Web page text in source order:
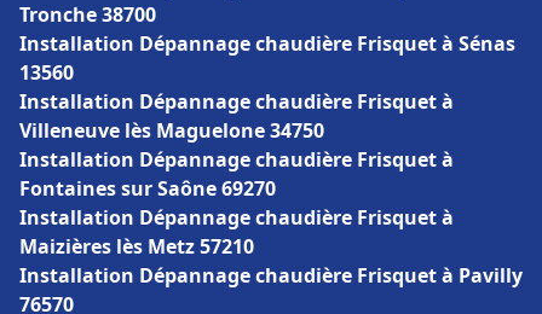
Tronche 38700
Installation Dépannage chaudière Frisquet à Sénas
13560
Installation Dépannage chaudière Frisquet à
Villeneuve lès Maguelone 34750
Installation Dépannage chaudière Frisquet à
Fontaines sur Saône 69270
Installation Dépannage chaudière Frisquet à
Maizières lès Metz 57210
Installation Dépannage chaudière Frisquet à Pavilly
76570